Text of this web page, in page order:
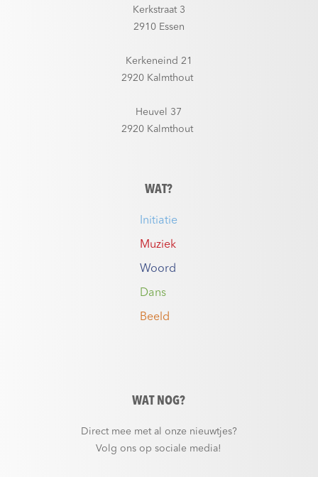
Kerkstraat 3
2910 Essen
Kerkeneind 21
2920 Kalmthout
Heuvel 37
2920 Kalmthout
WAT?
Initiatie
Muziek
Woord
Dans
Beeld
WAT NOG?
Direct mee met al onze nieuwtjes?
Volg ons op sociale media!